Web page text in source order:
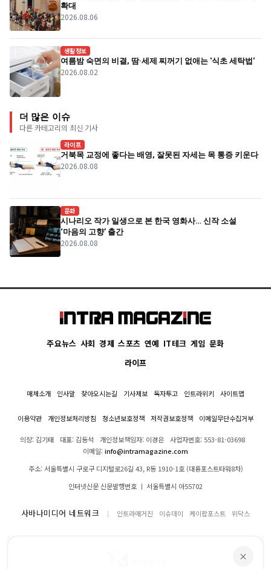
확대
2026.08.06
생활정보
여름밤 숙면의 비결, 땀·세제 찌꺼기 없애는 '식초 세탁법'
2026.08.02
더 많은 이슈
다른 카테고리의 최신 기사
라이프
거북목 교정에 좋다는 배영, 잘못된 자세는 목 통증 키운다
2026.08.08
문화
시나리오 작가 일생으로 본 한국 영화사… 신작 소설
‘마음의 고향’ 출간
2026.08.08
주요뉴스 사회 경제 스포츠 연예 IT테크 게임 문화
라이프
매체소개 인사말 찾아오시는길 기사제보 독자투고 인트라위키 사이트맵
이용약관 개인정보처리방침 청소년보호정책 저작권보호정책 이메일무단수집거부
의장: 김기태 대표: 김동석 개인정보책임자: 이경은
사업자번호: 553-81-03698
이메일:info@intramagazine.com
주소: 서울특별시 구로구 디지털로26길 43, R동 1910-1호 (대륭포스트타워8차)
인터넷신문 신문발행번호 ㅣ 서울특별시 아55702
사바나미디어 네트워크 인트라매거진 이슈데이 케이팝포스트 위닥스
×